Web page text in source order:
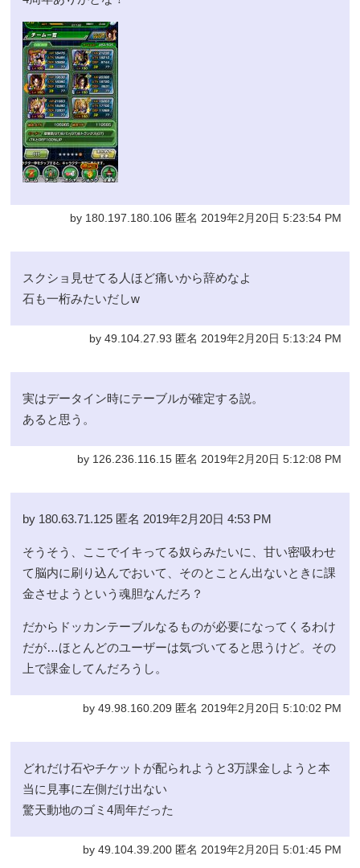
by 180.197.180.106 匿名 2019年2月20日 5:23:54 PM
スクショ見せてる人ほど痛いから辞めなよ
石も一桁みたいだしw
by 49.104.27.93 匿名 2019年2月20日 5:13:24 PM
実はデータイン時にテーブルが確定する説。
あると思う。
by 126.236.116.15 匿名 2019年2月20日 5:12:08 PM
by 180.63.71.125 匿名 2019年2月20日 4:53 PM
そうそう、ここでイキってる奴らみたいに、甘い密吸わせ
て脳内に刷り込んでおいて、そのとことん出ないときに課
金させようという魂胆なんだろ？
だからドッカンテーブルなるものが必要になってくるわけ
だが…ほとんどのユーザーは気づいてると思うけど。その
上で課金してんだろうし。
by 49.98.160.209 匿名 2019年2月20日 5:10:02 PM
どれだけ石やチケットが配られようと3万課金しようと本
当に見事に左側だけ出ない
驚天動地のゴミ4周年だった
by 49.104.39.200 匿名 2019年2月20日 5:01:45 PM